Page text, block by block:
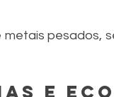
pesados,
e